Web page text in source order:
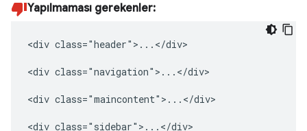
Yapılmaması gerekenler:
<div class="header">...</div>
<div class="navigation">...</div>
<div class="maincontent">...</div>
<div class="sidebar">...</div>